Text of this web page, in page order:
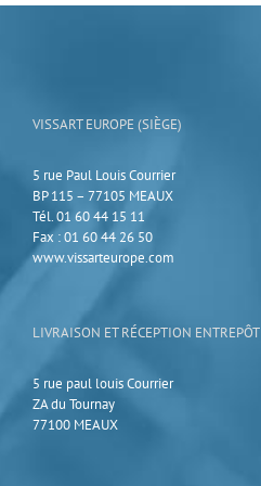
VISSART EUROPE (SIÈGE)
5 rue Paul Louis Courrier
BP 115 – 77105 MEAUX
Tél. 01 60 44 15 11
Fax : 01 60 44 26 50
www.vissarteurope.com
LIVRAISON ET RÉCEPTION ENTREPÔT
5 rue paul louis Courrier
ZA du Tournay
77100 MEAUX